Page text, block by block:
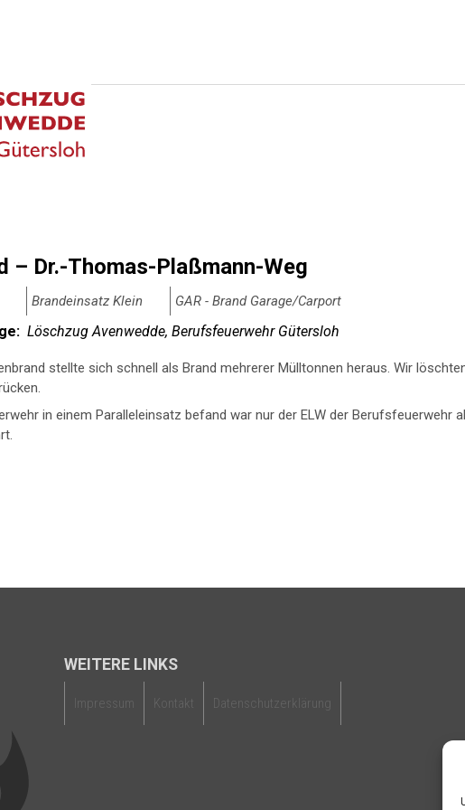
– Dr.-Thomas-Plaßmann-Weg
Brandeinsatz Klein GAR - Brand Garage/Carport
Löschzug Avenwedde, Berufsfeuerwehr Gütersloh
stellte sich schnell als Brand mehrerer Mülltonnen heraus. Wir
in einem Paralleleinsatz befand war nur der ELW der Berufsfeuerwehr
WEITERE LINKS
Impressum Kontakt Datenschutzerklärung